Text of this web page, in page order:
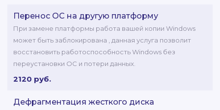
Перенос ОС на другую платформу
При замене платформы работа вашей копии Windows
может быть заблокирована , данная услуга позволит
восстановить работоспособность Windows без
переустановки ОС и потери данных.
2120 руб.
Дефрагментация жесткого диска